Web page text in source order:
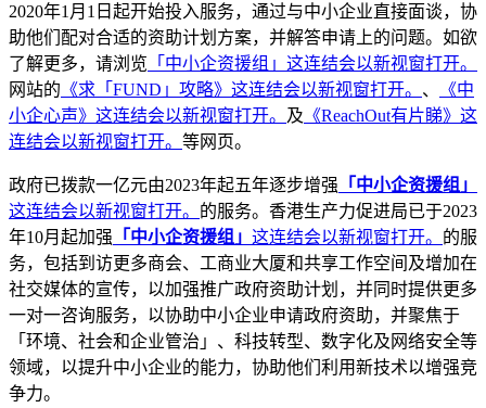
2020年1月1日起开始投入服务，通过与中小企业直接面谈，协
助他们配对合适的资助计划方案，并解答申请上的问题。如欲
了解更多，请浏览 「中小企资援组」 这连结会以新视窗打开。
网站的 《求「FUND」攻略》 这连结会以新视窗打开。 、
《中
小企心声》 这连结会以新视窗打开。 及 《ReachOut有片睇》 这
连结会以新视窗打开。 等网页。
政府已拨款一亿元由2023年起五年逐步增强 「中小企资援组」
这连结会以新视窗打开。 的服务。香港生产力促进局已于2023
年10月起加强 「中小企资援组」 这连结会以新视窗打开。 的服
务，包括到访更多商会、工商业大厦和共享工作空间及增加在
社交媒体的宣传，以加强推广政府资助计划，并同时提供更多
一对一咨询服务，以协助中小企业申请政府资助，并聚焦于
「环境、社会和企业管治」、科技转型、数字化及网络安全等
领域，以提升中小企业的能力，协助他们利用新技术以增强竞
争力。